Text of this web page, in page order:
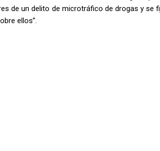
de un delito de microtráfico de drogas y se
ellos”.